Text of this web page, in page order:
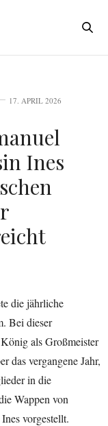
17. APRIL 2026
Ines
die jährliche
Bei dieser
als Großmeister
das vergangene Jahr,
in die
Wappen von
vorgestellt.